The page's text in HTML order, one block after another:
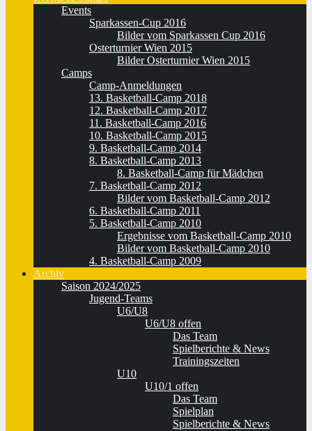
Events
Sparkassen-Cup 2016
Bilder vom Sparkassen Cup 2016
Osterturnier Wien 2015
Bilder Osterturnier Wien 2015
Camps
Camp-Anmeldungen
13. Basketball-Camp 2018
12. Basketball-Camp 2017
11. Basketball-Camp 2016
10. Basketball-Camp 2015
9. Basketball-Camp 2014
8. Basketball-Camp 2013
8. Basketball-Camp für Mädchen
7. Basketball-Camp 2012
Bilder vom Basketball-Camp 2012
6. Basketball-Camp 2011
5. Basketball-Camp 2010
Ergebnisse vom Basketball-Camp 2010
Bilder vom Basketball-Camp 2010
4. Basketball-Camp 2009
Archiv
Saison 2024/2025
Jugend-Teams
U6/U8
U6/U8 offen
Das Team
Spielberichte & News
Trainingszeiten
U10
U10/1 offen
Das Team
Spielplan
Spielberichte & News